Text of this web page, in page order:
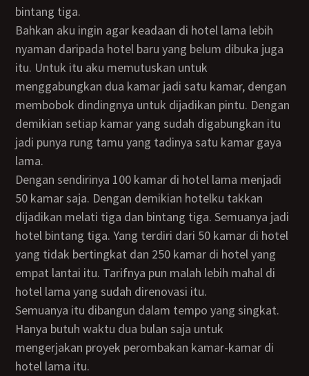
bintang tiga.
Bahkan aku ingin agar keadaan di hotel lama lebih
nyaman daripada hotel baru yang belum dibuka juga
itu. Untuk itu aku memutuskan untuk
menggabungkan dua kamar jadi satu kamar, dengan
membobok dindingnya untuk dijadikan pintu. Dengan
demikian setiap kamar yang sudah digabungkan itu
jadi punya rung tamu yang tadinya satu kamar gaya
lama.
Dengan sendirinya 100 kamar di hotel lama menjadi
50 kamar saja. Dengan demikian hotelku takkan
dijadikan melati tiga dan bintang tiga. Semuanya jadi
hotel bintang tiga. Yang terdiri dari 50 kamar di hotel
yang tidak bertingkat dan 250 kamar di hotel yang
empat lantai itu. Tarifnya pun malah lebih mahal di
hotel lama yang sudah direnovasi itu.
Semuanya itu dibangun dalam tempo yang singkat.
Hanya butuh waktu dua bulan saja untuk
mengerjakan proyek perombakan kamar-kamar di
hotel lama itu.